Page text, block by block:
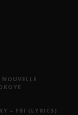
– FBI (LYRICS)